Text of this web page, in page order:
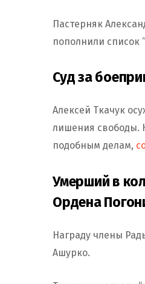
Пастерняк
пополнили список
Суд за
Алексей Ткачук
лишения свободы.
подобным делам,
Умерший в
Ордена
Награду члены
Ашурко.